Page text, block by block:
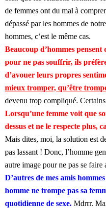
de femmes ont du mal à
dépassé par les hommes de
hommes, c’est le même cas.
Beaucoup d’hommes pensent
pour ne pas souffrir, ils
d’avouer leurs propres
mieux tromper, qu’être
devenu trop compliqué.
Lorsqu’une femme voit que
dessus et ne le respecte plus,
Mais dites, moi, la solution est
pas lassant ! Donc, l’homme
autre image pour ne pas se faire
D’autres de mes amis
homme ne trompe pas sa
quotidienne de sexe. Mdrrr.